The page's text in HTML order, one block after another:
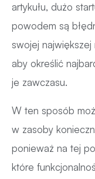
artykułu, dużo
powodem są
swojej
aby określić
je zawczasu.
W ten sposób
w zasoby
ponieważ na tej
które